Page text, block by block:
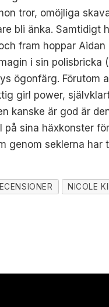
tror, omöjliga
bli änka. Samtidigt
fram hoppar
i sin polisbricka
ögonfärg.
girl power,
kanske är god är
på sina häxkonster
genom seklerna
NICOLE